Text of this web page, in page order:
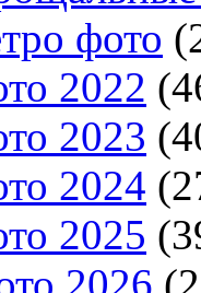
фото
2022
2023
2024
2025
2026